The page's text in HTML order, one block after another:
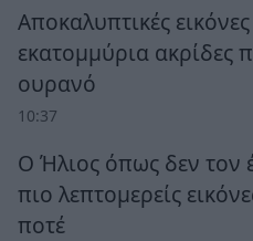
Αποκαλυπτικές
εκατομμύρια ακρίδες
ουρανό
10:37
Ο Ήλιος όπως δεν τον
πιο λεπτομερείς
ποτέ